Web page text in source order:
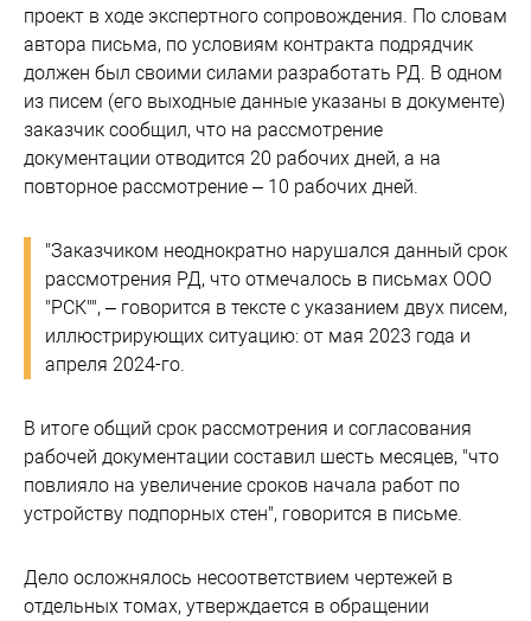
проект в ходе экспертного сопровождения. По словам
автора письма, по условиям контракта подрядчик
должен был своими силами разработать РД. В одном
из писем (его выходные данные указаны в документе)
заказчик сообщил, что на рассмотрение
документации отводится 20 рабочих дней, а на
повторное рассмотрение – 10 рабочих дней.
"Заказчиком неоднократно нарушался данный срок
рассмотрения РД, что отмечалось в письмах ООО
"РСК"", – говорится в тексте с указанием двух писем,
иллюстрирующих ситуацию: от мая 2023 года и
апреля 2024-го.
В итоге общий срок рассмотрения и согласования
рабочей документации составил шесть месяцев, "что
повлияло на увеличение сроков начала работ по
устройству подпорных стен", говорится в письме.
Дело осложнялось несоответствием чертежей в
отдельных томах, утверждается в обращении